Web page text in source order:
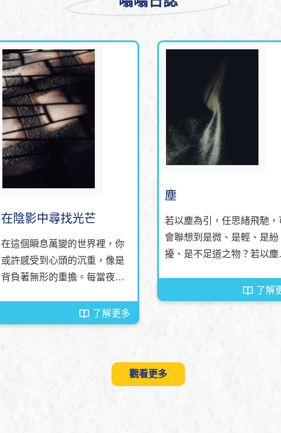
在陰影中尋找光芒
在這個瞬息萬變的世界裡，你
或許感受到心頭的沉重，像是
背負著無形的重擔。每當夜幕
湧來，讓你無法呼吸。然而，
請記住，即使在最深的黑暗
了解更多
塵
若以塵為引，任思緒飛馳，
會聯想到是微、是輕、是紛
擾、是不足道之物？若以塵
命只輕若微塵，毫無意義？
了解
觀看更多